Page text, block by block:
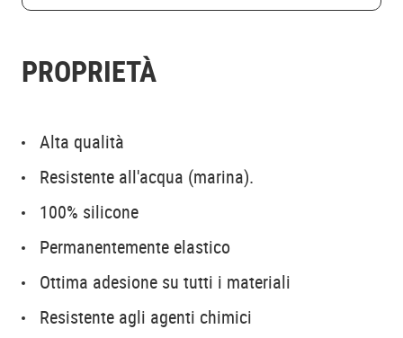
PROPRIETÀ
Alta qualità
Resistente all'acqua (marina).
100% silicone
Permanentemente elastico
Ottima adesione su tutti i materiali
Resistente agli agenti chimici